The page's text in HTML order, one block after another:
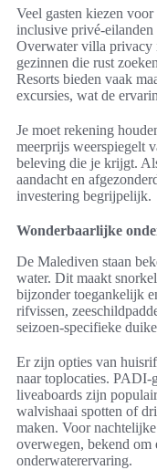
Veel gasten kiezen
inclusive privé-
Overwater villa privacy
gezinnen die rust
Resorts bieden vaak
excursies, wat de
Je moet rekening
meerprijs weerspiegelt
beleving die je krijgt.
aandacht en
investering begrijpelijk.
Wonderbaarlijke
De Malediven staan
water. Dit maakt
bijzonder toegankelijk
rifvissen,
seizoen-specifieke
Er zijn opties van
naar toplocaties. PADI-
liveaboards zijn
walvishaai spotten of
maken. Voor
overwegen, bekend om
onderwaterervaring.